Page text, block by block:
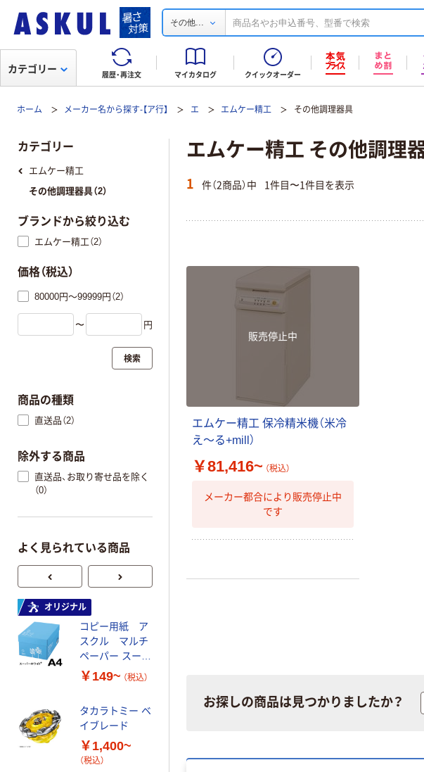
その他...
履歴・再注文 マイカタログ クイックオーダー
カテゴリー
ホーム メーカー名から探す-【ア行】 エ エムケー精工 その他調理器具
エムケー精工 その他調理
1 件（2商品）中 1件目〜1件目を表示
販売停止中
エムケー精工 保冷精米機（米冷
え～る+mill）
￥81,416~ （税込）
メーカー都合により販売停止中
です
お探しの商品は見つかりましたか？
カテゴリー
エムケー精工
その他調理器具（2）
ブランドから絞り込む
エムケー精工（2）
価格（税込）
80000円～99999円（2）
〜 円
検索
商品の種類
直送品（2）
除外する商品
直送品、お取り寄せ品を除く
（0）
よく見られている商品
オリジナル
コピー用紙 ア
スクル マルチ
ペーパー スーパ
ーホワイト+
￥149~ （税込）
タカラトミー ベ
イブレード
￥1,400~
（税込）
配合
電池 北欧パッ
ｍ 再生